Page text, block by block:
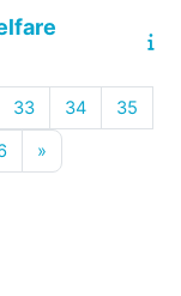
32
33Page 33
34Page 34
35
Page 296
»